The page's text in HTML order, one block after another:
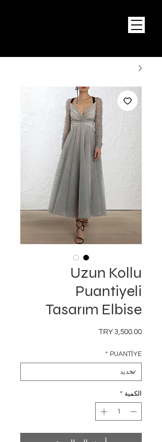
Uzun Kollu
Puantiyeli
Tasarım Elbise
PUANTİYE
*
الكمية *